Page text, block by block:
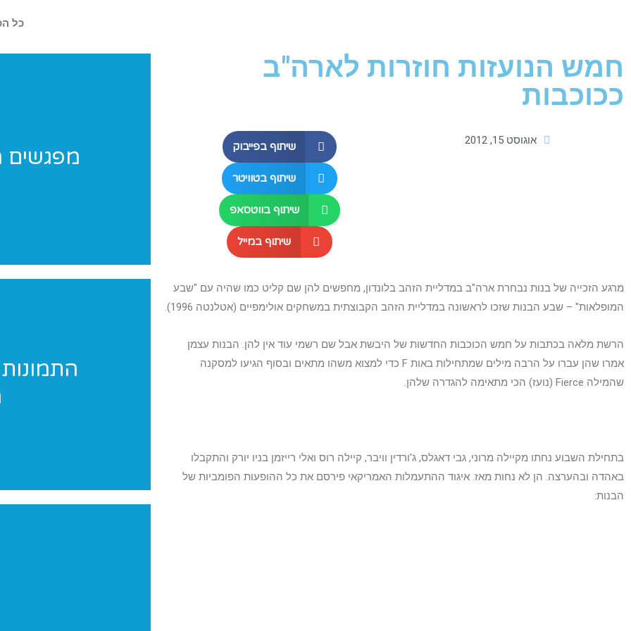
כל
חמש הנועזות חוזרות לארה"ב
ככוכבות
אוגוסט 15, 2012 שיתוף בפייבוק
שיתוף בטוויטר
שיתוף בווטסאפ
שיתוף במייל
מרגע הזכייה של בנות נבחרת ארה"ב במדליית הזהב בלונדון, מחפשים להן שם קליט כמו שהיה עם "שבע
המופלאות" – שבע הבנות שזכו לראשונה במדליית הזהב הקבוצתית במשחקים אולימפיים (אטלנטה 1996).
הרשת מלאה בכתבות על חמש הכוכבות החדשות של היבשת אבל שם רשמי עוד אין להן. הבנות עצמן
אמרו שהן עברו על הרבה מילים שמתחילות באות F כדי למצוא משהו מתאים ובסוף הגיעו למסקנה
שהמילה Fierce (נועז) הכי מתאימה להגדרה שלהן.
בתחילת השבוע נחתו מקיילה מרוני, גבי דאגלס, ג'ורדין וויבר, קיילה רוס ואלי רייזמן בניו יורק והתקבלו
באהדה ובהערצה. הן לא נחות מאז. איגוד ההתעמלות האמריקאי פירסם את כל ההופעות הפומביות של
הבנות:
מפגשים
מחפשים רעיונות לפעילות
אנחנו מגיעים
יש לכם תחרות? הופעה?